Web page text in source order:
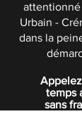
attentionné
Urbain -
dans la
temps
sans